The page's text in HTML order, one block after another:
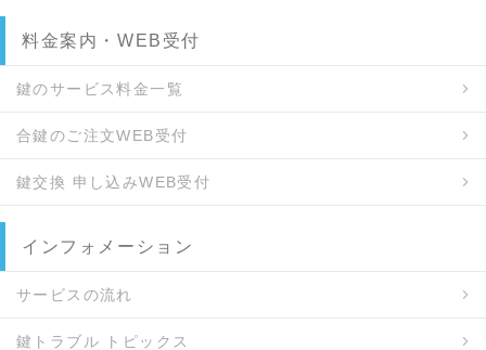
料金案内・WEB受付
鍵のサービス料金一覧
合鍵のご注文WEB受付
鍵交換 申し込みWEB受付
インフォメーション
サービスの流れ
鍵トラブル トピックス